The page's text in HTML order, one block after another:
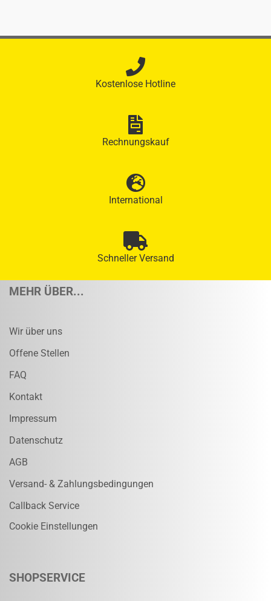
Kostenlose Hotline
Rechnungskauf
International
Schneller Versand
MEHR ÜBER...
Wir über uns
Offene Stellen
FAQ
Kontakt
Impressum
Datenschutz
AGB
Versand- & Zahlungsbedingungen
Callback Service
Cookie Einstellungen
SHOPSERVICE